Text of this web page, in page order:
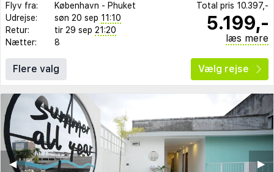
Flyv fra: København - Phuket
Udrejse:
søn 20 sep 11:10
Retur:
tir 29 sep 21:20
Nætter:
8
Total pris 10.397,-
5.199,-
læs mere
Flere valg Vælg rejse
▶︎
◀︎